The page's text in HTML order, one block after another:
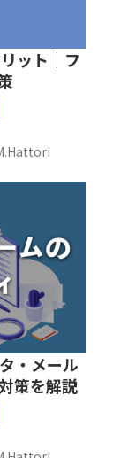
ット｜フ
・メール
策を解説